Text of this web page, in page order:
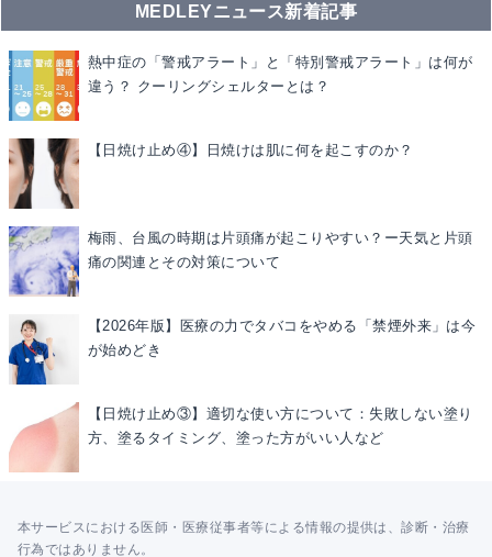
MEDLEYニュース新着記事
熱中症の「警戒アラート」と「特別警戒アラート」は何が
違う？ クーリングシェルターとは？
【日焼け止め④】日焼けは肌に何を起こすのか？
梅雨、台風の時期は片頭痛が起こりやすい？ー天気と片頭
痛の関連とその対策について
【2026年版】医療の力でタバコをやめる「禁煙外来」は今
が始めどき
【日焼け止め③】適切な使い方について：失敗しない塗り
方、塗るタイミング、塗った方がいい人など
本サービスにおける医師・医療従事者等による情報の提供は、診断・治療
行為ではありません。